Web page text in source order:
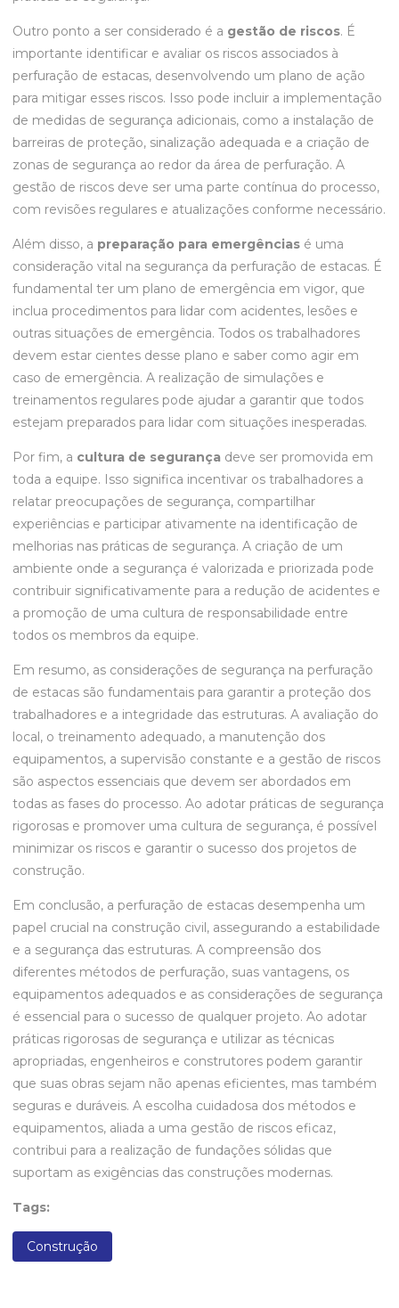
Outro ponto a ser considerado é a gestão de riscos. É
importante identificar e avaliar os riscos associados à
perfuração de estacas, desenvolvendo um plano de ação
para mitigar esses riscos. Isso pode incluir a implementação
de medidas de segurança adicionais, como a instalação de
barreiras de proteção, sinalização adequada e a criação de
zonas de segurança ao redor da área de perfuração. A
gestão de riscos deve ser uma parte contínua do processo,
com revisões regulares e atualizações conforme necessário.
Além disso, a preparação para emergências é uma
consideração vital na segurança da perfuração de estacas. É
fundamental ter um plano de emergência em vigor, que
inclua procedimentos para lidar com acidentes, lesões e
outras situações de emergência. Todos os trabalhadores
devem estar cientes desse plano e saber como agir em
caso de emergência. A realização de simulações e
treinamentos regulares pode ajudar a garantir que todos
estejam preparados para lidar com situações inesperadas.
Por fim, a cultura de segurança deve ser promovida em
toda a equipe. Isso significa incentivar os trabalhadores a
relatar preocupações de segurança, compartilhar
experiências e participar ativamente na identificação de
melhorias nas práticas de segurança. A criação de um
ambiente onde a segurança é valorizada e priorizada pode
contribuir significativamente para a redução de acidentes e
a promoção de uma cultura de responsabilidade entre
todos os membros da equipe.
Em resumo, as considerações de segurança na perfuração
de estacas são fundamentais para garantir a proteção dos
trabalhadores e a integridade das estruturas. A avaliação do
local, o treinamento adequado, a manutenção dos
equipamentos, a supervisão constante e a gestão de riscos
são aspectos essenciais que devem ser abordados em
todas as fases do processo. Ao adotar práticas de segurança
rigorosas e promover uma cultura de segurança, é possível
minimizar os riscos e garantir o sucesso dos projetos de
construção.
Em conclusão, a perfuração de estacas desempenha um
papel crucial na construção civil, assegurando a estabilidade
e a segurança das estruturas. A compreensão dos
diferentes métodos de perfuração, suas vantagens, os
equipamentos adequados e as considerações de segurança
é essencial para o sucesso de qualquer projeto. Ao adotar
práticas rigorosas de segurança e utilizar as técnicas
apropriadas, engenheiros e construtores podem garantir
que suas obras sejam não apenas eficientes, mas também
seguras e duráveis. A escolha cuidadosa dos métodos e
equipamentos, aliada a uma gestão de riscos eficaz,
contribui para a realização de fundações sólidas que
suportam as exigências das construções modernas.
Tags:
Construção